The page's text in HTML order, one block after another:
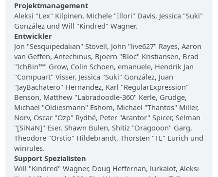
Projektmanagement
Aleksi "Lex" Kilpinen, Michele "Illori" Davis, Jessica "Suki"
González und Will "Kindred" Wagner.
Entwickler
Jon "Sesquipedalian" Stovell, John "live627" Rayes, Aaron
van Geffen, Antechinus, Bjoern "Bloc" Kristiansen, Brad
"IchBin™" Grow, Colin Schoen, emanuele, Hendrik Jan
"Compuart" Visser, Jessica "Suki" González, Juan
"JayBachatero" Hernandez, Karl "RegularExpression"
Benson, Matthew "Labradoodle-360" Kerle, Grudge,
Michael "Oldiesmann" Eshom, Michael "Thantos" Miller,
Norv, Oscar "Ozp" Rydhé, Peter "Arantor" Spicer, Selman
"[SiNaN]" Eser, Shawn Bulen, Shitiz "Dragooon" Garg,
Theodore "Orstio" Hildebrandt, Thorsten "TE" Eurich und
winrules.
Support Spezialisten
Will "Kindred" Wagner, Doug Heffernan, lurkalot, Aleksi